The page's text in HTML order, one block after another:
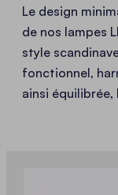
Le design
de nos lampes
style
fonctionnel,
ainsi équilibrée,